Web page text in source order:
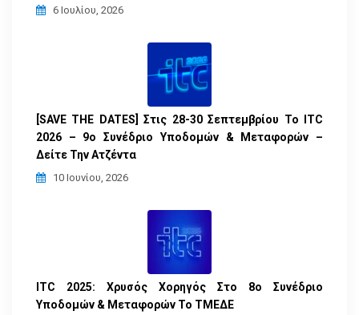
6 Ιουλίου, 2026
[SAVE THE DATES] Στις 28-30 Σεπτεμβρίου Το ITC
2026 – 9ο Συνέδριο Υποδομών & Μεταφορών –
Δείτε Την Ατζέντα
10 Ιουνίου, 2026
ITC 2025: Χρυσός Χορηγός Στο 8ο Συνέδριο
Υποδομών & Μεταφορών Το ΤΜΕΔΕ